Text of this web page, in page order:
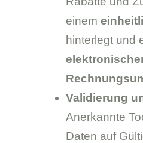
einem
hinterlegt und
Validierung
Anerkannte
Daten auf